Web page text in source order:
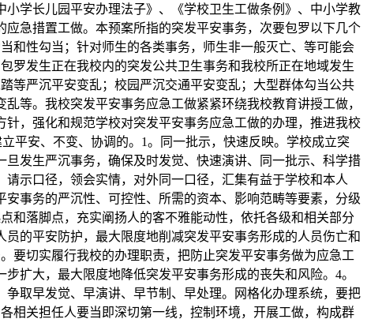
学长儿园平安办理法子》、《学校卫生工做条例》、中小学教
急措置工做。本预案所指的突发平安事务，次要包罗以下几个
和性勾当；针对师生的各类事务，师生非一般灭亡、等可能会
罗发生正在我校内的突发公共卫生事务和我校所正在地域发生
等严沉平安变乱；校园严沉交通平安变乱；大型群体勾当公共
等。我校突发平安事务应急工做紧紧环绕我校教育讲授工做，
，强化和规范学校对突发平安事务应急工做的办理，推进我校
平安、不变、协调的。1。同一批示，快速反映。学校成立突
发生严沉事务，确保及时发觉、快速演讲、同一批示、科学措
示口径，领会实情，对外同一口径，汇集有益于学校和本人
事务的严沉性、可控性、所需的资本、影响范畴等要素，分级
和落脚点，充实阐扬人的客不雅能动性，依托各级和相关部分
的平安防护，最大限度地削减突发平安事务形成的人员伤亡和
要切实履行我校的办理职责，把防止突发平安事务做为应急工
扩大，最大限度地降低突发平安事务形成的丧失和风险。4。
取早发觉、早演讲、早节制、早处理。网格化办理系统，要把
相关担任人要当即深切第一线，控制环境，开展工做，构成群